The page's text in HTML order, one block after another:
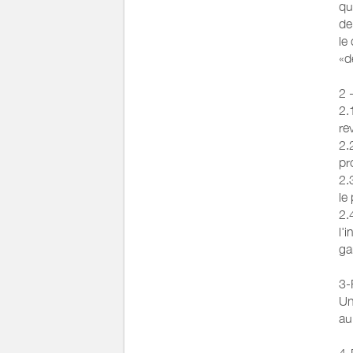
Abri pour vélo ou
Barbecue au feu de
ou barbecue
le
2
le
3-